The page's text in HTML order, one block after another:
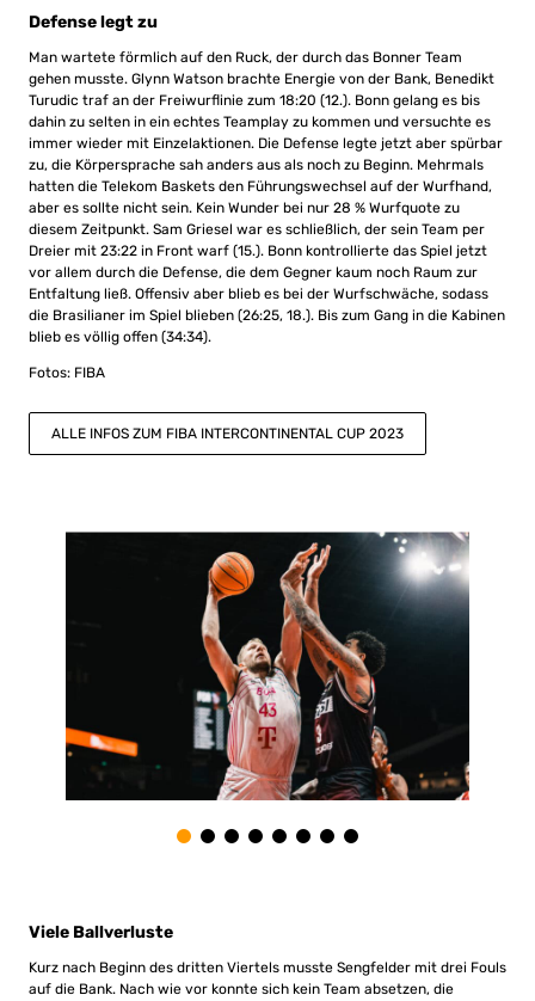
Defense legt zu
Man wartete förmlich auf den Ruck, der durch das Bonner Team
gehen musste. Glynn Watson brachte Energie von der Bank, Benedikt
Turudic traf an der Freiwurflinie zum 18:20 (12.). Bonn gelang es bis
dahin zu selten in ein echtes Teamplay zu kommen und versuchte es
immer wieder mit Einzelaktionen. Die Defense legte jetzt aber spürbar
zu, die Körpersprache sah anders aus als noch zu Beginn. Mehrmals
hatten die Telekom Baskets den Führungswechsel auf der Wurfhand,
aber es sollte nicht sein. Kein Wunder bei nur 28 % Wurfquote zu
diesem Zeitpunkt. Sam Griesel war es schließlich, der sein Team per
Dreier mit 23:22 in Front warf (15.). Bonn kontrollierte das Spiel jetzt
vor allem durch die Defense, die dem Gegner kaum noch Raum zur
Entfaltung ließ. Offensiv aber blieb es bei der Wurfschwäche, sodass
die Brasilianer im Spiel blieben (26:25, 18.). Bis zum Gang in die Kabinen
blieb es völlig offen (34:34).
Fotos: FIBA
ALLE INFOS ZUM FIBA INTERCONTINENTAL CUP 2023
Viele Ballverluste
Kurz nach Beginn des dritten Viertels musste Sengfelder mit drei Fouls
auf die Bank. Nach wie vor konnte sich kein Team absetzen, die